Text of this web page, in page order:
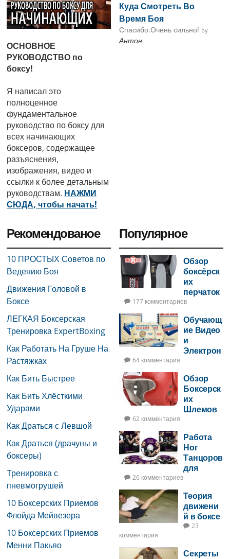
ОСНОВНОЕ
РУКОВОДСТВО по
боксу!
Я написал это
полноценное
фундаментальное
руководство по боксу для
всех начинающих
боксеров, содержащее
разъяснения,
изображения, видео и
ссылки к более детальным
руководствам. НАЖМИ
СЮДА, чтобы начать!
Куда Смотреть Во
Время Боя
Спасибо.Очень сильно! by
Антон
Рекомендованое
10 ПРОСТЫХ Советов по
Ведению Боя
Движения Головой в
Боксе
ЛЕГКАЯ Боксерская
Тренировка ExpertBoxing
Как Работать На Груше На
Растяжках
Как Бить Быстрее
Как Бить Хлёсткими
Ударами
Как Драться с Левшой
Как Драться (драчуны и
боксеры)
Тренировка с
пневмогрушей
10 Боксерских Приемов
Флойда Мейвезера
10 Боксерских Приемов
Менни Пакьяо
Популярное
Обзор
боксёрск
их
перчаток
177 комментариев
Обучающ
ие Видео
и
Электрон
64 комментария
Обзор
Боксерск
их
Шлемов
62 комментария
Работа
Ног
Танцоров
для
26 комментариев
Теория
движени
й в боксе
23
комментария
Секреты